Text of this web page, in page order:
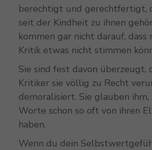
berechtigt und gerechtfertigt,
seit der Kindheit zu ihnen
kommen gar nicht darauf, dass
Kritik etwas nicht stimmen
Sie sind fest davon überzeugt,
Kritiker sie völlig zu Recht
demoralisiert. Sie glauben ihm,
Worte schon so oft von ihren
haben.
Wenn du dein